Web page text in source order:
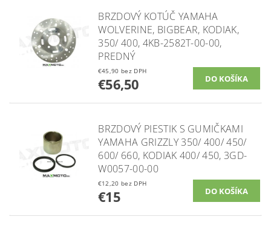
BRZDOVÝ KOTÚČ YAMAHA
WOLVERINE, BIGBEAR, KODIAK,
350/ 400, 4KB-2582T-00-00,
PREDNÝ
€45,90 bez DPH
€56,50
BRZDOVÝ PIESTIK S GUMIČKAMI
YAMAHA GRIZZLY 350/ 400/ 450/
600/ 660, KODIAK 400/ 450, 3GD-
W0057-00-00
€12,20 bez DPH
€15